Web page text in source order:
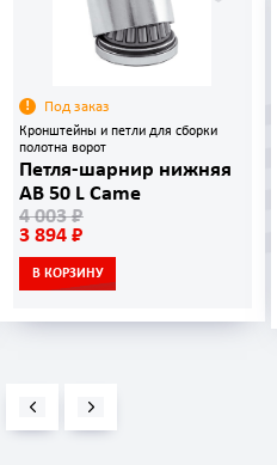
Под заказ
Кронштейны и петли для сборки
полотна ворот
Петля-шарнир нижняя
AB 50 L Came
4 003 ₽
3 894 ₽
В КОРЗИНУ